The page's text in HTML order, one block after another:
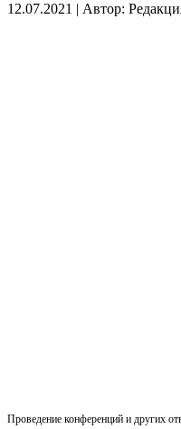
12.07.2021 | Автор:
Проведение конференций и других